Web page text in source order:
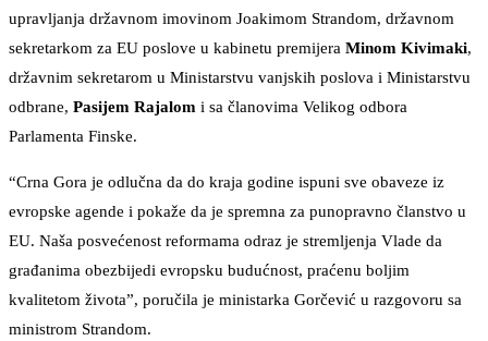
upravljanja državnom imovinom Joakimom Strandom, državnom
sekretarkom za EU poslove u kabinetu premijera Minom Kivimaki,
državnim sekretarom u Ministarstvu vanjskih poslova i Ministarstvu
odbrane, Pasijem Rajalom i sa članovima Velikog odbora
Parlamenta Finske.
“Crna Gora je odlučna da do kraja godine ispuni sve obaveze iz
evropske agende i pokaže da je spremna za punopravno članstvo u
EU. Naša posvećenost reformama odraz je stremljenja Vlade da
građanima obezbijedi evropsku budućnost, praćenu boljim
kvalitetom života”, poručila je ministarka Gorčević u razgovoru sa
ministrom Strandom.